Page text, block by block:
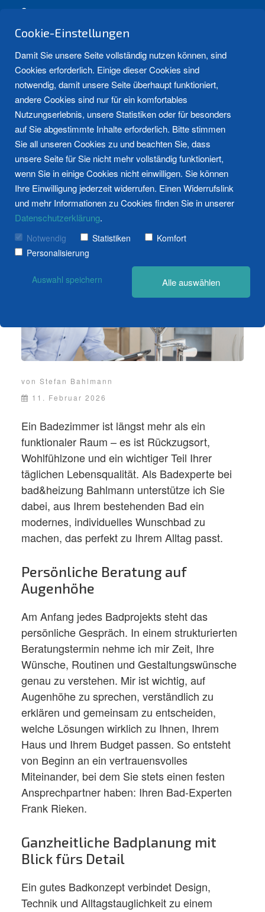
info@bahlmann-gmbh.de
Bad
Mehr
erfahren
Heizung
Mehr
erfahren
Mehr
erfahren
Bad
Referenzen
ansehen
Heizung
Referenzen
ansehen
Weitere
News und Tipps
Frag den Fachmann
Mit Experten zum
perfekten Wunschbad
von Stefan Bahlmann
11. Februar 2026
Ein Badezimmer ist längst mehr als ein
funktionaler Raum – es ist Rückzugsort,
Wohlfühlzone und ein wichtiger Teil Ihrer
täglichen Lebensqualität. Als Badexperte bei
bad&heizung Bahlmann unterstütze ich Sie
dabei, aus Ihrem bestehenden Bad ein
modernes, individuelles Wunschbad zu
machen, das perfekt zu Ihrem Alltag passt.
Persönliche Beratung auf
Augenhöhe
Am Anfang jedes Badprojekts steht das
persönliche Gespräch. In einem strukturierten
Beratungstermin nehme ich mir Zeit, Ihre
Wünsche, Routinen und Gestaltungswünsche
genau zu verstehen. Mir ist wichtig, auf
Augenhöhe zu sprechen, verständlich zu
erklären und gemeinsam zu entscheiden,
welche Lösungen wirklich zu Ihnen, Ihrem
Haus und Ihrem Budget passen. So entsteht
von Beginn an ein vertrauensvolles
Miteinander, bei dem Sie stets einen festen
Ansprechpartner haben: Ihren Bad-Experten
Frank Rieken.
Ganzheitliche Badplanung mit
Blick fürs Detail
Ein gutes Badkonzept verbindet Design,
Technik und Alltagstauglichkeit zu einem
Cookie-Einstellungen
Damit Sie unsere Seite vollständig nutzen können, sind
Cookies erforderlich. Einige dieser Cookies sind
notwendig, damit unsere Seite überhaupt funktioniert,
andere Cookies sind nur für ein komfortables
Nutzungserlebnis, unsere Statistiken oder für besonders
auf Sie abgestimmte Inhalte erforderlich. Bitte stimmen
Sie all unseren Cookies zu und beachten Sie, dass
unsere Seite für Sie nicht mehr vollständig funktioniert,
wenn Sie in einige Cookies nicht einwilligen. Sie können
Ihre Einwilligung jederzeit widerrufen. Einen Widerrufslink
und mehr Informationen zu Cookies finden Sie in unserer
Datenschutzerklärung.
Notwendig Statistiken
Komfort
Personalisierung
Auswahl speichern Alle auswählen